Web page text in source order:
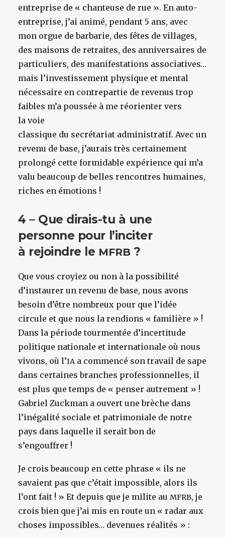
entreprise de « chanteuse de rue ». En auto-
entreprise, j’ai animé, pendant 5 ans, avec
mon orgue de barbarie, des fêtes de villages,
des maisons de retraites, des anniversaires de
particuliers, des manifestations associatives…
mais l’investissement physique et mental
nécessaire en contrepartie de revenus trop
faibles m’a poussée à me réorienter vers
la voie
classique du secrétariat administratif. Avec un
revenu de base, j’aurais très certainement
prolongé cette formidable expérience qui m’a
valu beaucoup de belles rencontres humaines,
riches en émotions !
4 – Que dirais-tu à une
personne pour l’inciter
à rejoindre le MFRB?
Que vous croyiez ou non à la possibilité
d’instaurer un revenu de base, nous avons
besoin d’être nombreux pour que l’idée
circule et que nous la rendions « familière » !
Dans la période tourmentée d’incertitude
politique nationale et internationale où nous
vivons, où l’IAa commencé son travail de sape
dans certaines branches professionnelles, il
est plus que temps de « penser autrement » !
Gabriel Zuckman a ouvert une brèche dans
l’inégalité sociale et patrimoniale de notre
pays dans laquelle il serait bon de
s’engouffrer !
Je crois beaucoup en cette phrase « ils ne
savaient pas que c’était impossible, alors ils
l’ont fait ! » Et depuis que je milite au MFRB, je
crois bien que j’ai mis en route un « radar aux
choses impossibles… devenues réalités » :